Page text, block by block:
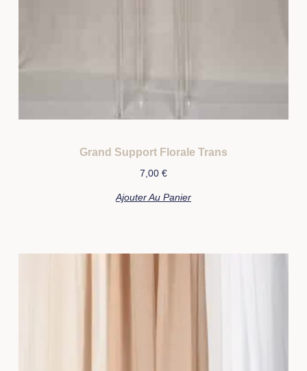
Grand Support Florale Trans
7,00 €
Ajouter Au Panier